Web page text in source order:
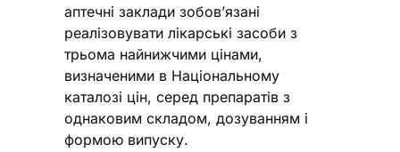
аптечні заклади зобов’язані
реалізовувати лікарські засоби з
трьома найнижчими цінами,
визначеними в Національному
каталозі цін, серед препаратів з
однаковим складом, дозуванням і
формою випуску.